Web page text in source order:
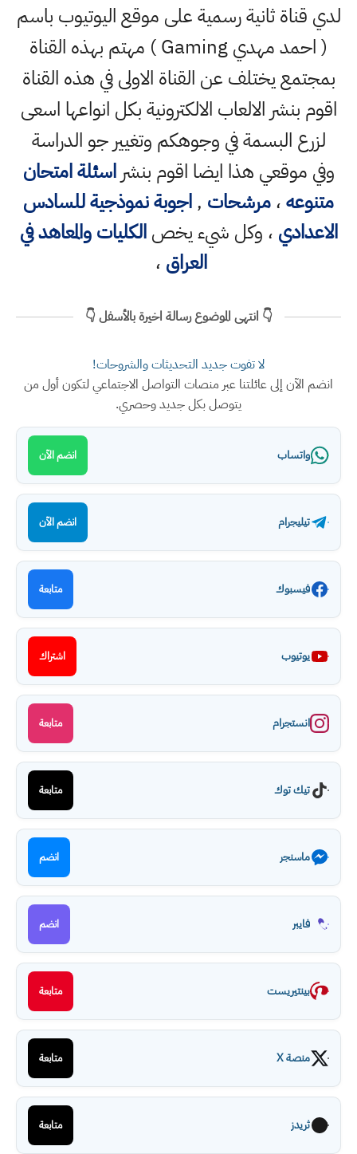
لدي قناة ثانية رسمية على موقع اليوتيوب باسم
( احمد مهدي Gaming ) مهتم بهذه القناة
بمجتمع يختلف عن القناة الاولى في هذه القناة
اقوم بنشر الالعاب الالكترونية بكل انواعها اسعى
لزرع البسمة في وجوهكم وتغيير جو الدراسة
وفي موقعي هذا ايضا اقوم بنشراسئلة امتحان
متنوعه،مرشحات ,اجوبة نموذجية للسادس
الاعدادي ، وكل شيء يخصالكليات والمعاهد في
العراق ،
👇 انتهى الموضوع رسالة اخيرة بالأسفل 👇
لا تفوت جديد التحديثات والشروحات!
انضم الآن إلى عائلتنا عبر منصات التواصل الاجتماعي لتكون أول من
يتوصل بكل جديد وحصري.
واتساب انضم الآن
تيليجرام انضم الآن
فيسبوك متابعة
يوتيوب اشتراك
انستجرام متابعة
تيك توك متابعة
ماسنجر انضم
فايبر انضم
بينتيريست متابعة
منصة X متابعة
ثريدز متابعة